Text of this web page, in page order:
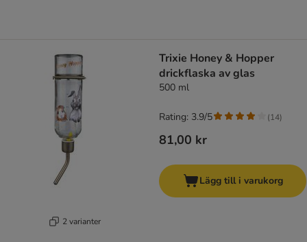
2 varianter
Trixie Honey & Hopper
drickflaska av glas
500 ml
81,00 kr
Rating: 3.9/5 (14)
Lägg till i varukorg